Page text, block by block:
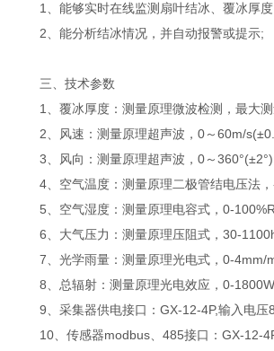
1、能够实时在线监测扇叶结冰、覆冰厚度
2、能分析结冰情况，并自动报警或提示;
三、技术参数
1、覆冰厚度：测量原理微波检测，最大测
2、风速：测量原理超声波，0～60m/
3、风向：测量原理超声波，0～
4、空气温度：测量原理二极管结电压法
5、空气湿度：测量原理电容式，0-
6、大气压力：测量原理压阻式，30-
7、光学雨量：测量原理光电式，0-4mm/
8、总辐射：测量原理光电效应，0-
9、采集器供电接口：GX-12-4P,输入电压
10、传感器modbus、485接口：GX-12-4P